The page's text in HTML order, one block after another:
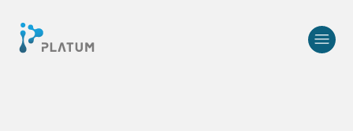
Centro de Ayuda Platum